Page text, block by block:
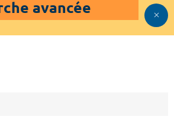
avancée